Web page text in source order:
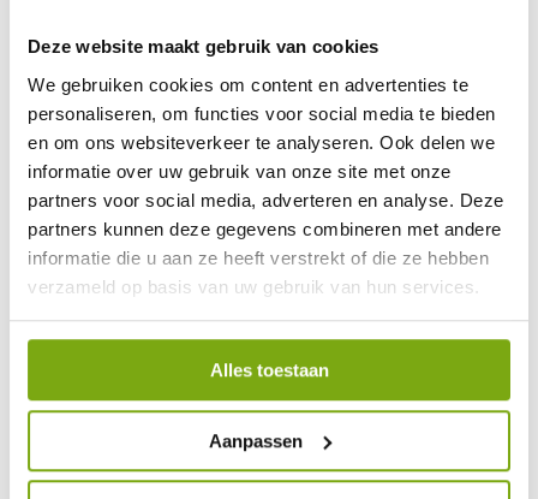
Deze website maakt gebruik van cookies
We gebruiken cookies om content en advertenties te
personaliseren, om functies voor social media te bieden
en om ons websiteverkeer te analyseren. Ook delen we
informatie over uw gebruik van onze site met onze
partners voor social media, adverteren en analyse. Deze
partners kunnen deze gegevens combineren met andere
informatie die u aan ze heeft verstrekt of die ze hebben
verzameld op basis van uw gebruik van hun services.
Alles toestaan
Aanpassen
9,1